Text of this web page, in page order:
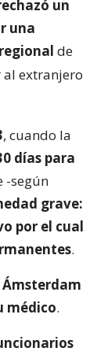
un
una
de
extranjero
, cuando la
días para
-según
grave:
por el cual
.
médico.